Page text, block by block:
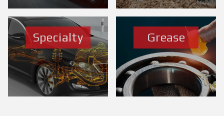
Specialty Grease